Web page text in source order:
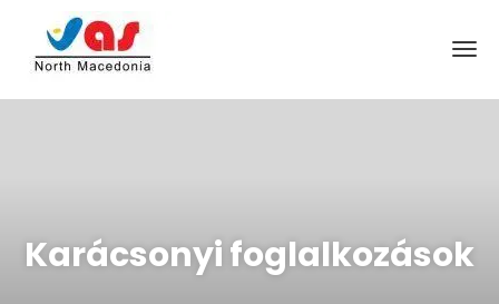
Karácsonyi foglalkozások